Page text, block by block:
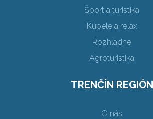
Šport a turistika
Kúpele a relax
Rozhľadne
Agroturistika
TRENČÍN REGIÓN
O nás